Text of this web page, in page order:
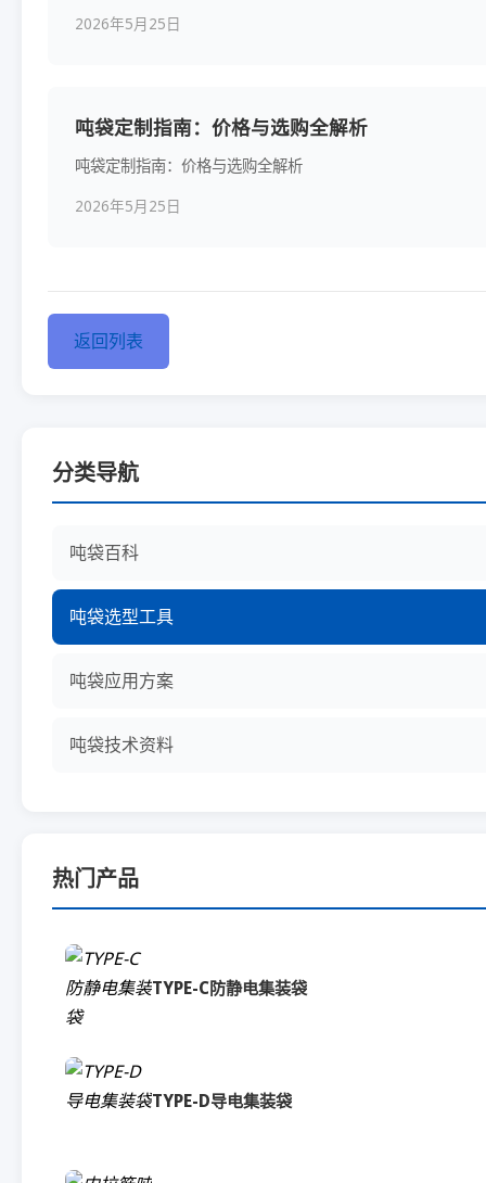
2026年5月25日
吨袋定制指南：价格与选购全解析
吨袋定制指南：价格与选购全解析
2026年5月25日
返回列表
分类导航
吨袋百科
吨袋选型工具
吨袋应用方案
吨袋技术资料
热门产品
TYPE-C防静电集装袋
TYPE-D导电集装袋